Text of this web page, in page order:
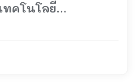
ทคโนโลยี
ศึกษาใหม่ภาคปกติ
2 Quota)